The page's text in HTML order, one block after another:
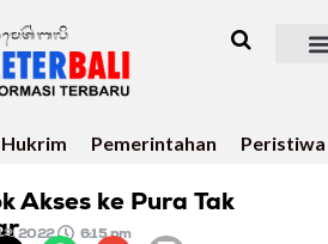
Hukrim Pemerintahan Peristiwa
Akses ke Pura Tak
2022 6:15 pm